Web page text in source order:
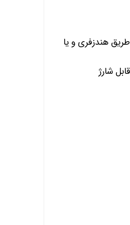
ها از طریق هندزفری و یا
شارژ